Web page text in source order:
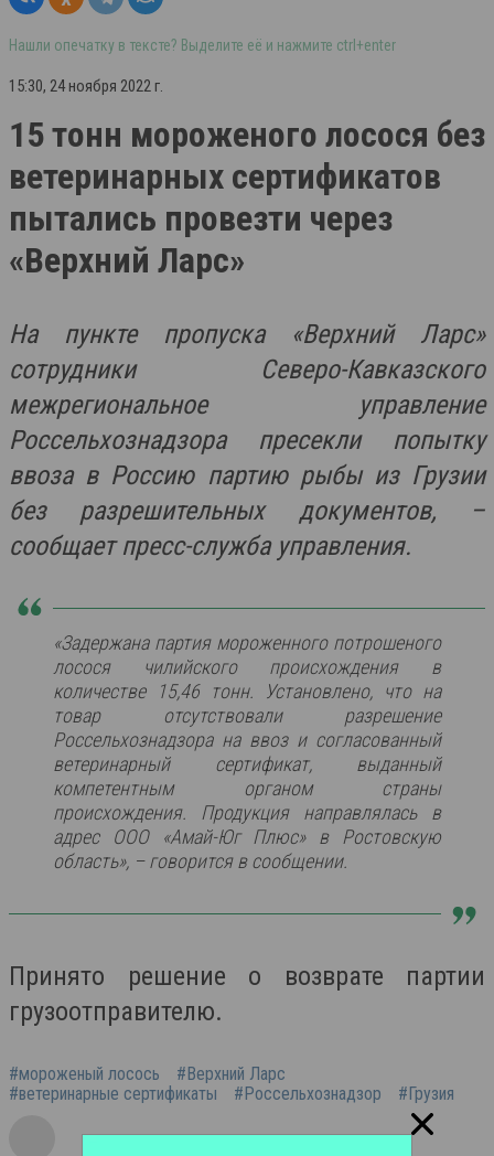
Нашли опечатку в тексте? Выделите её и нажмите ctrl+enter
15:30, 24 ноября 2022 г.
15 тонн мороженого лосося без
ветеринарных сертификатов
пытались провезти через
«Верхний Ларс»
На пункте пропуска «Верхний Ларс»
сотрудники Северо-Кавказского
межрегиональное управление
Россельхознадзора пресекли попытку
ввоза в Россию партию рыбы из Грузии
без разрешительных документов, –
сообщает пресс-служба управления.
«Задержана партия мороженного потрошеного
лосося чилийского происхождения в
количестве 15,46 тонн. Установлено, что на
товар отсутствовали разрешение
Россельхознадзора на ввоз и согласованный
ветеринарный сертификат, выданный
компетентным органом страны
происхождения. Продукция направлялась в
адрес ООО «Амай-Юг Плюс» в Ростовскую
область», – говорится в сообщении.
Принято решение о возврате партии
грузоотправителю.
#мороженый лосось
#Верхний Ларс
#ветеринарные сертификаты
#Россельхознадзор #Грузия